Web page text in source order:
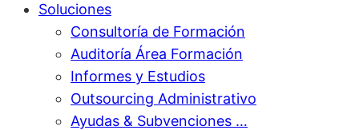
Soluciones
Consultoría de Formación
Auditoría Área Formación
Informes y Estudios
Outsourcing Administrativo
Ayudas & Subvenciones …